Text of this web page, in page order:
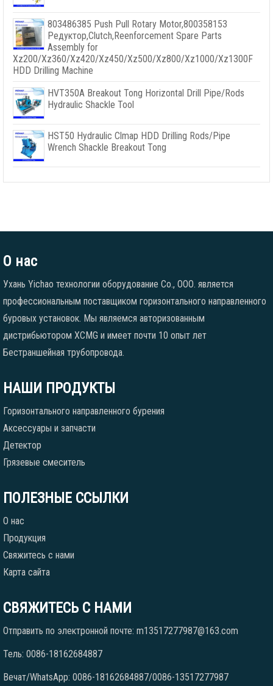
803486385 Push Pull Rotary Motor,800358153
Редуктор,Clutch, Reenforcement Spare Parts
Assembly for
Xz200/Xz360/Xz420/Xz450/Xz500/Xz800/Xz1000/Xz1300F
HDD Drilling Machine
HVT350A Breakout Tong Horizontal Drill Pipe/Rods
Hydraulic Shackle Tool
HST50 Hydraulic Clmap HDD Drilling Rods/Pipe
Wrench Shackle Breakout Tong
О нас
Ухань Yichao технологии оборудование Co., ООО. является
профессиональным поставщиком горизонтального направленного
буровых установок. Мы являемся авторизованным
дистрибьютором XCMG и имеет почти 10 опыт лет
Бестраншейная трубопровода.
НАШИ ПРОДУКТЫ
Горизонтального направленного бурения
Аксессуары и запчасти
Детектор
Грязевые смеситель
ПОЛЕЗНЫЕ ССЫЛКИ
О нас
Продукция
Свяжитесь с нами
Карта сайта
СВЯЖИТЕСЬ С НАМИ
Отправить по электронной почте: m13517277987@163.com
Тель: 0086-18162684887
Вечат/WhatsApp: 0086-18162684887/0086-13517277987